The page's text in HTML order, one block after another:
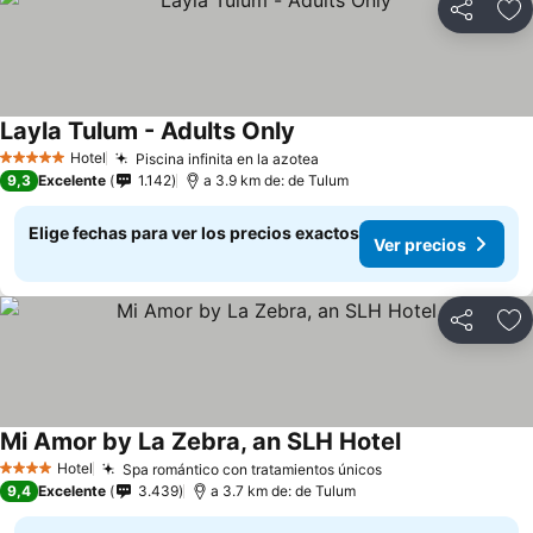
Compartir
5 Estrellas Hotel Piscina infinita en la azotea
Layla Tulum - Adults Only
9,3 Excelente 1.142 a 3.9 km de: de Tulum
Elige fechas para ver los precios exactos
Ver precios
Compartir
4 EstrellasHotel Spa romántico con tratamientos únicos
Mi Amor by La Zebra, an SLH Hotel
9,4 Excelente 3.439 a 3.7 km de: de Tulum